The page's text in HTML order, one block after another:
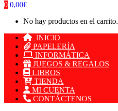
0 0,00€
No hay productos en el carrito.
INICIO
PAPELERÍA
INFORMÁTICA
JUEGOS & REGALOS
LIBROS
TIENDA
MI CUENTA
CONTÁCTENOS